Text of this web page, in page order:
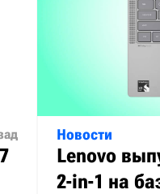
Новости
Lenovo
2-in-1 на